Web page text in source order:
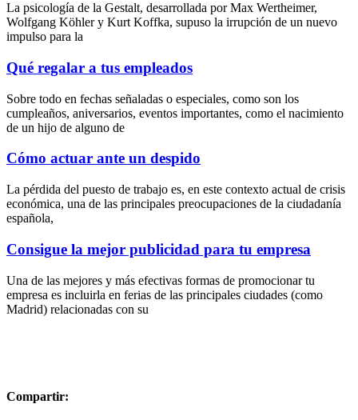
La psicología de la Gestalt, desarrollada por Max Wertheimer,
Wolfgang Köhler y Kurt Koffka, supuso la irrupción de un nuevo
impulso para la
Qué regalar a tus empleados
Sobre todo en fechas señaladas o especiales, como son los
cumpleaños, aniversarios, eventos importantes, como el nacimiento
de un hijo de alguno de
Cómo actuar ante un despido
La pérdida del puesto de trabajo es, en este contexto actual de crisis
económica, una de las principales preocupaciones de la ciudadanía
española,
Consigue la mejor publicidad para tu empresa
Una de las mejores y más efectivas formas de promocionar tu
empresa es incluirla en ferias de las principales ciudades (como
Madrid) relacionadas con su
Compartir: